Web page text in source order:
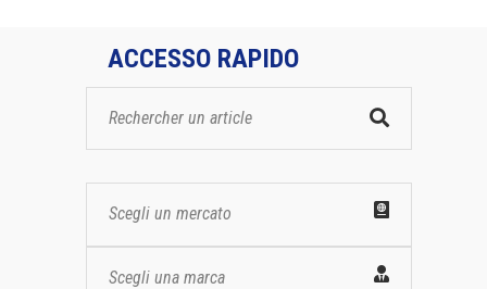
ACCESSO RAPIDO
Scegli un mercato
Scegli una marca